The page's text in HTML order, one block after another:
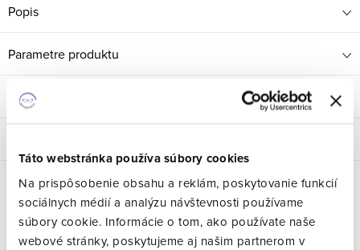
Táto webstránka používa súbory cookies
Na prispôsobenie obsahu a reklám, poskytovanie funkcií
sociálnych médií a analýzu návštevnosti používame
súbory cookie. Informácie o tom, ako používate naše
webové stránky, poskytujeme aj našim partnerom v
Popis
Parametre produktu
Hodnotenie
Súvisiaci tovar